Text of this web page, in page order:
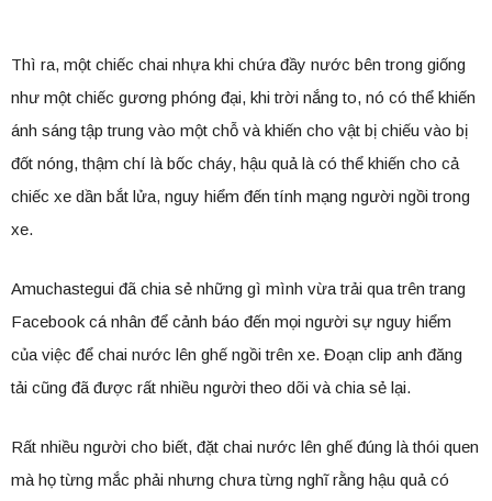
Thì ra, một chiếc chai nhựa khi chứa đầy nước bên trong giống
như một chiếc gương phóng đại, khi trời nắng to, nó có thể khiến
ánh sáng tập trung vào một chỗ và khiến cho vật bị chiếu vào bị
đốt nóng, thậm chí là bốc cháy, hậu quả là có thể khiến cho cả
chiếc xe dần bắt lửa, nguy hiểm đến tính mạng người ngồi trong
xe.
Amuchastegui đã chia sẻ những gì mình vừa trải qua trên trang
Facebook cá nhân để cảnh báo đến mọi người sự nguy hiểm
của việc để chai nước lên ghế ngồi trên xe. Đoạn clip anh đăng
tải cũng đã được rất nhiều người theo dõi và chia sẻ lại.
Rất nhiều người cho biết, đặt chai nước lên ghế đúng là thói quen
mà họ từng mắc phải nhưng chưa từng nghĩ rằng hậu quả có